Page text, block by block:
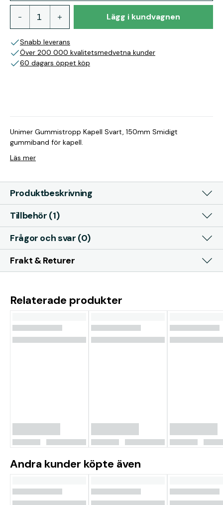
Lägg i kundvagnen
Snabb leverans
Över 200 000 kvalitetsmedvetna kunder
60 dagars öppet köp
Unimer Gummistropp Kapell Svart, 150mm Smidigt
gummiband för kapell.
Läs mer
Produktbeskrivning
Tillbehör (1)
Frågor och svar (0)
Frakt & Returer
Relaterade produkter
Andra kunder köpte även